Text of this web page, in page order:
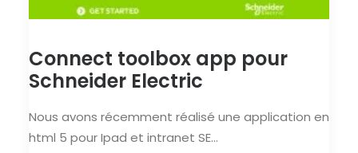
Connect toolbox app pour
Schneider Electric
Nous avons récemment réalisé une application en
html 5 pour Ipad et intranet SE…